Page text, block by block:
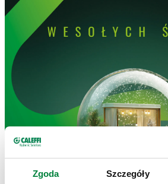
Zgoda Szczegóły